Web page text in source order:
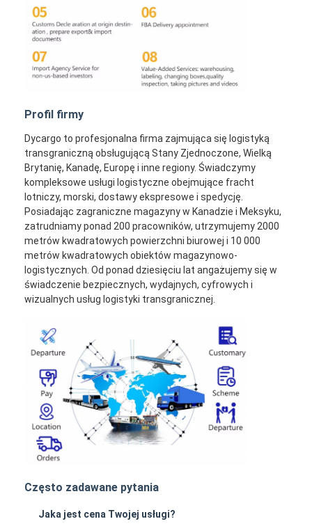
Profil firmy
Dycargo to profesjonalna firma zajmująca się logistyką
transgraniczną obsługującą Stany Zjednoczone, Wielką
Brytanię, Kanadę, Europę i inne regiony. Świadczymy
kompleksowe usługi logistyczne obejmujące fracht
lotniczy, morski, dostawy ekspresowe i spedycję.
Posiadając zagraniczne magazyny w Kanadzie i Meksyku,
zatrudniamy ponad 200 pracowników, utrzymujemy 2000
metrów kwadratowych powierzchni biurowej i 10 000
metrów kwadratowych obiektów magazynowo-
logistycznych. Od ponad dziesięciu lat angażujemy się w
świadczenie bezpiecznych, wydajnych, cyfrowych i
wizualnych usług logistyki transgranicznej.
Często zadawane pytania
Jaka jest cena Twojej usługi?